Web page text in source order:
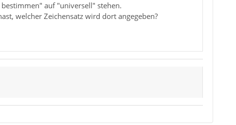
auf "universell" stehen.
welcher Zeichensatz wird dort angegeben?